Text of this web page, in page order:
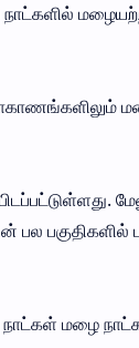
பல
நாட்கள் மழை